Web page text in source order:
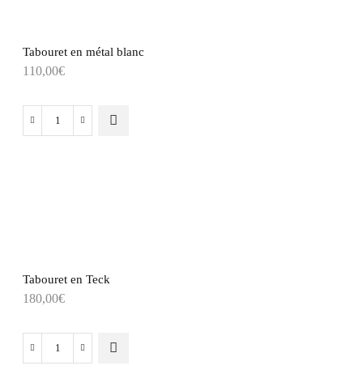
Tabouret en métal blanc
110,00€
Tabouret en Teck
180,00€